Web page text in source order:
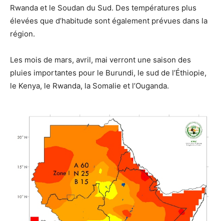
Rwanda et le Soudan du Sud. Des températures plus
élevées que d’habitude sont également prévues dans la
région.
Les mois de mars, avril, mai verront une saison des
pluies importantes pour le Burundi, le sud de l’Éthiopie,
le Kenya, le Rwanda, la Somalie et l’Ouganda.